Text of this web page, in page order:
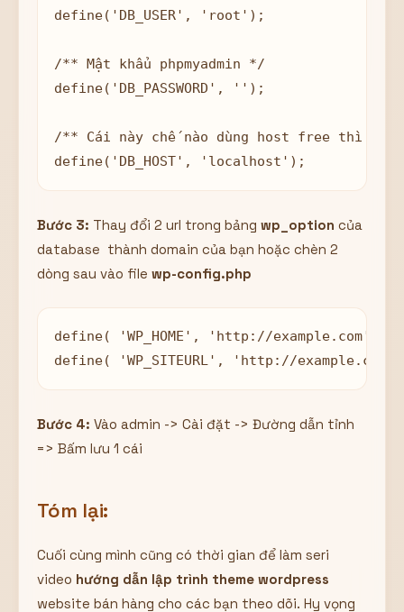
define('DB_USER', 'root');
/** Mật khẩu phpmyadmin */
define('DB_PASSWORD', '');
/** Cái này chế nào dùng host free thì
define('DB_HOST', 'localhost');
Bước 3: Thay đổi 2 url trong bảng wp_option của
database thành domain của bạn hoặc chèn 2
dòng sau vào file wp-config.php
define( 'WP_HOME', 'http://example.com' );
define( 'WP_SITEURL', 'http://
Bước 4: Vào admin -> Cài đặt -> Đường dẫn tỉnh
=> Bấm lưu 1 cái
Tóm lại:
Cuối cùng mình cũng có thời gian để làm seri
video hướng dẫn lập trình theme wordpress
website bán hàng cho các bạn theo dõi. Hy vọng